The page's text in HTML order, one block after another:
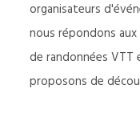
organisateurs
nous répondons
de randonnées
proposons de